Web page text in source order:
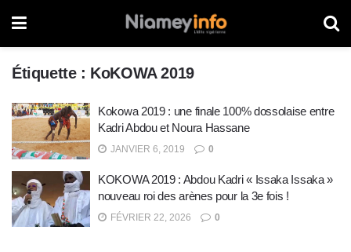
Étiquette : KoKOWA 2019
Kokowa 2019 : une finale 100% dossolaise entre
Kadri Abdou et Noura Hassane
JANVIER 6, 2019 0
KOKOWA 2019 : Abdou Kadri « Issaka Issaka »
nouveau roi des arènes pour la 3e fois !
FÉVRIER 22, 2026 0